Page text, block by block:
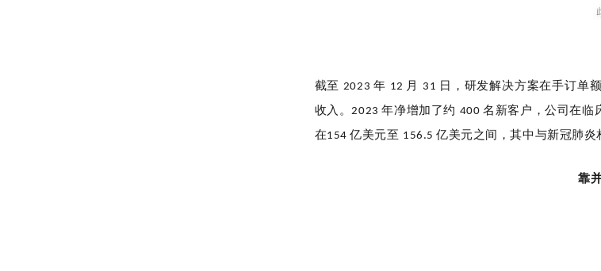
截至 2023 年 12 月 31 日，研发解决方案在手订单
收入。 2023年净增加了约 400名新客户，公司在临
在154亿美元至 156.5亿美元之间，其中与新冠肺炎
靠